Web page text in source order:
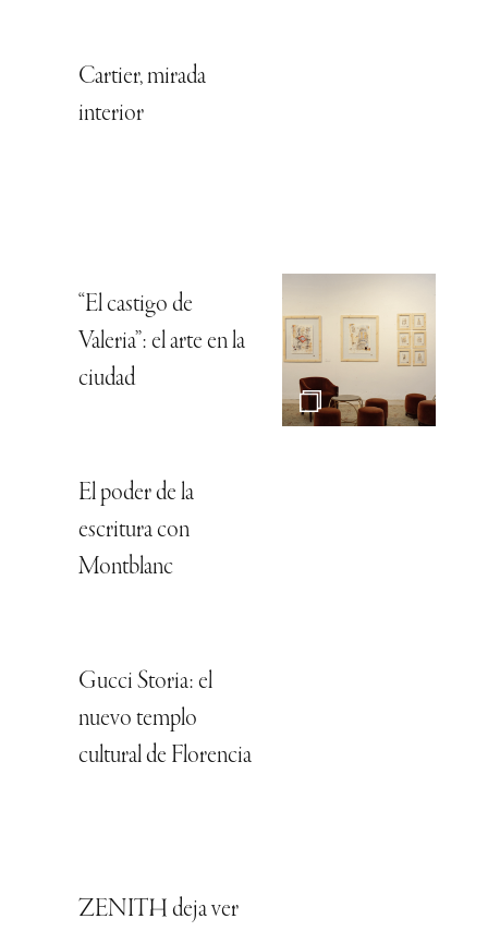
Cartier, mirada
interior
“El castigo de
Valeria”: el arte en la
ciudad
El poder de la
escritura con
Montblanc
Gucci Storia: el
nuevo templo
cultural de Florencia
ZENITH deja ver